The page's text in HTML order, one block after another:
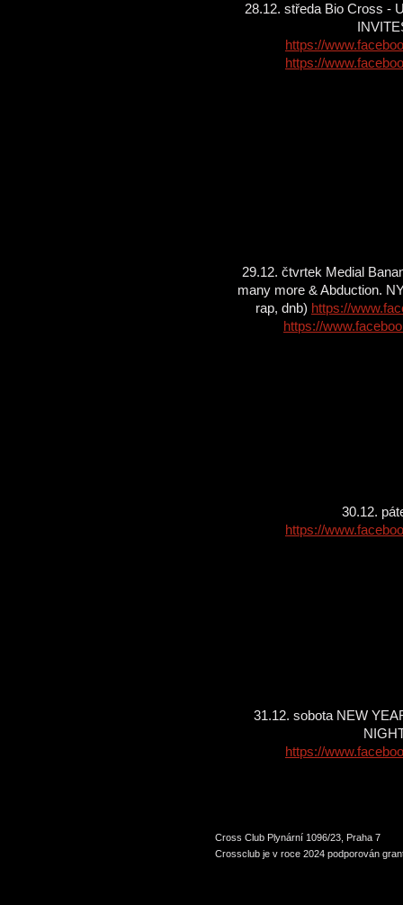
28.12. středa Bio Cross -
https://
https://
29.12. čtvrtek Medial
many more & Abduction.
rap, dnb) https://
https://
30.12.
https://
31.12. sobota NEW
https://
Cross Club Plynární 1096/23, Praha 7
Crossclub je v roce 2024 podporován